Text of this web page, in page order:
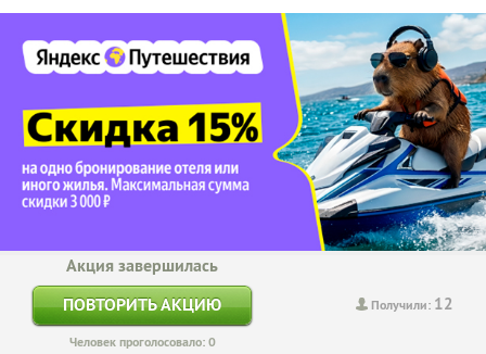
Получили: 12
Акция завершилась
ПОВТОРИТЬ АКЦИЮ
Человек проголосовало: 0